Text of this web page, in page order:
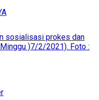
sosialisasi prokes dan
)7/2/2021). Foto :